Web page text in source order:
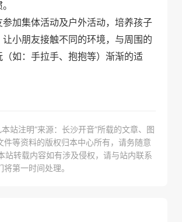
参加集体活动及户外活动，培养孩子
让小朋友接触不同的环境，与周围的
（如：手拉手、抱抱等）渐渐的适
站注明“来源：长沙开音”所载的文章、图
件等资料的版权归本中心所有，请务随意
站转载内容如有涉及侵权，请与站内联系
第一时间处理。